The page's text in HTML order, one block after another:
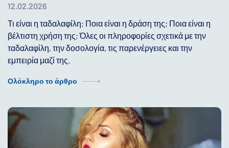
12.02.2026
Τι είναι η ταδαλαφίλη; Ποια είναι η δράση της; Ποια είναι η
βέλτιστη χρήση της; Όλες οι πληροφορίες σχετικά με την
ταδαλαφίλη, την δοσολογία, τις παρενέργειες και την
εμπειρία μαζί της.
Ολόκληρο το άρθρο